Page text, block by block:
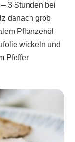
3 Stunden bei
danach grob
Pflanzenöl
wickeln und
Pfeffer